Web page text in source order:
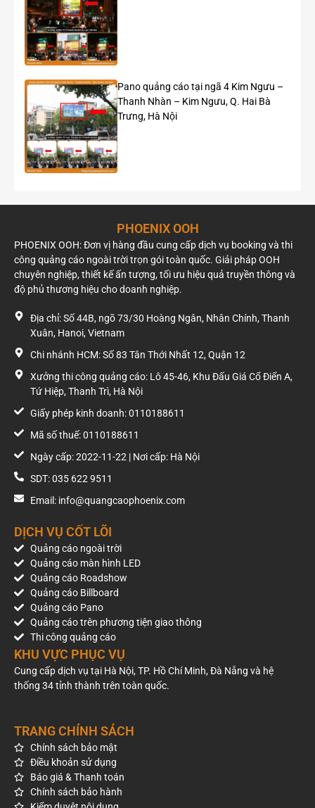
Kết cấu Khung thép, mặt bạt Hiflex
Kích thước
Số mặt 01 mặt
Hệ thống chiếu
sáng
Giá thuê pano quảng cáo
Giá thuê: 770.000.000 VNĐ/năm
Chưa bao gồm VAT
Nhàn?
các doanh nghiệp muốn xây dựng độ phủ thương hiệu tại
khu vực trung tâm Hà Nội. Với vị trí nằm trên tuyến giao
thông đông đúc, tầm nhìn rộng, kích thước lớn 63 m² và hệ
điệp thương hiệu được duy trì khả năng hiển thị liên tục và
tiếp cận hàng chục nghìn lượt người mỗi ngày.
Đây là vị trí phù hợp cho các chiến dịch truyền thông thương
hiệu (Branding), ra mắt sản phẩm mới, quảng bá dự án bất
dục và các doanh nghiệp muốn gia tăng mức độ nhận diện
tại khu vực nội thành Hà Nội.
Pano quảng cáo tại ngã 4 Kim Ngưu –
Thanh Nhàn – Kim Ngưu, Q. Hai Bà
Trưng, Hà Nội
PHOENIX OOH
PHOENIX OOH: Đơn vị hàng đầu cung cấp dịch vụ booking và thi
công quảng cáo ngoài trời trọn gói toàn quốc. Giải pháp OOH
chuyên nghiệp, thiết kế ấn tượng, tối ưu hiệu quả truyền thông và
độ phủ thương hiệu cho doanh nghiệp.
Địa chỉ: Số 44B, ngõ 73/30 Hoàng Ngân, Nhân Chính, Thanh
Xuân, Hanoi, Vietnam
Chi nhánh HCM: Số 83 Tân Thới Nhất 12, Quận 12
Xưởng thi công quảng cáo: Lô 45-46, Khu Đấu Giá Cổ Điển A,
Tứ Hiệp, Thanh Trì, Hà Nội
Giấy phép kinh doanh: 0110188611
Mã số thuế: 0110188611
Ngày cấp: 2022-11-22 | Nơi cấp: Hà Nội
SDT: 035 622 9511
Email: info@quangcaophoenix.com
DỊCH VỤ CỐT LÕI
Quảng cáo ngoài trời
Quảng cáo màn hình LED
Quảng cáo Roadshow
Quảng cáo Billboard
Quảng cáo Pano
Quảng cáo trên phương tiện giao thông
Thi công quảng cáo
KHU VỰC PHỤC VỤ
Cung cấp dịch vụ tại Hà Nội, TP. Hồ Chí Minh, Đà Nẵng và hệ
thống 34 tỉnh thành trên toàn quốc.
TRANG CHÍNH SÁCH
Chính sách bảo mật
Điều khoản sử dụng
Báo giá & Thanh toán
Chính sách bảo hành